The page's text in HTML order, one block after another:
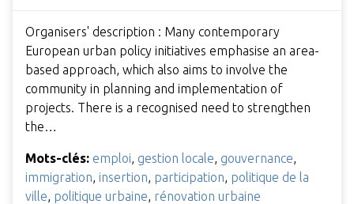
Organisers' description : Many contemporary
European urban policy initiatives emphasise an area-
based approach, which also aims to involve the
community in planning and implementation of
projects. There is a recognised need to strengthen
the…
Mots-clés: emploi gestion locale gouvernance
immigration insertion participation politique de la
ville politique urbaine rénovation urbaine